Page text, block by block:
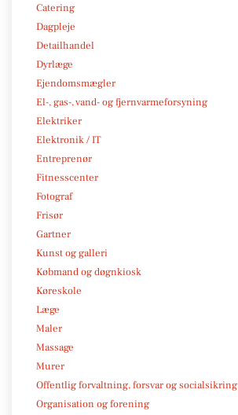
Catering
Dagpleje
Detailhandel
Dyrlæge
Ejendomsmægler
El-, gas-, vand- og fjernvarmeforsyning
Elektriker
Elektronik / IT
Entreprenør
Fitnesscenter
Fotograf
Frisør
Gartner
Kunst og galleri
Købmand og døgnkiosk
Køreskole
Læge
Maler
Massage
Murer
Offentlig forvaltning, forsvar og socialsikring
Organisation og forening